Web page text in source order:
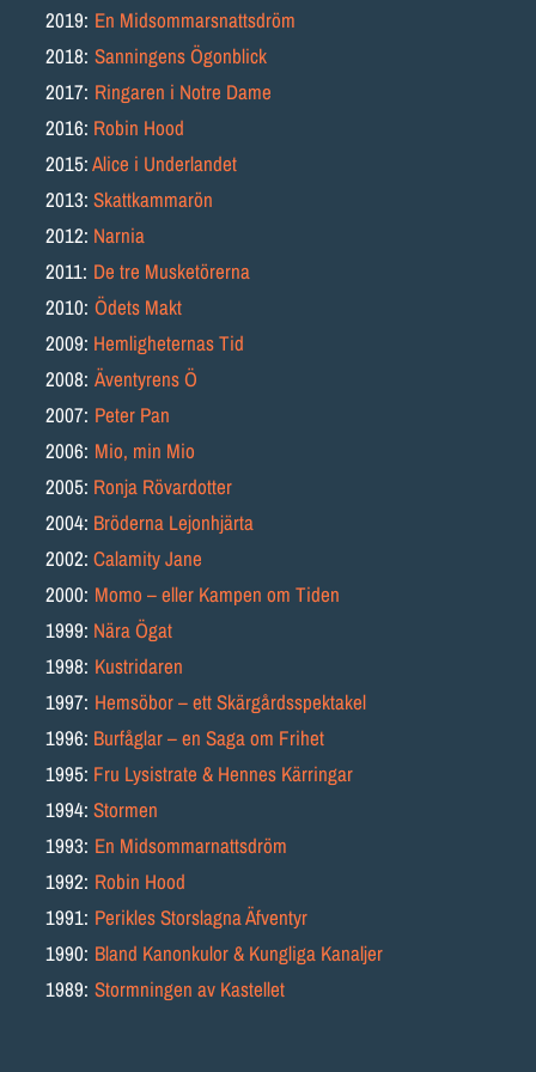
2019: En Midsommarsnattsdröm
2018: Sanningens Ögonblick
2017: Ringaren i Notre Dame
2016: Robin Hood
2015:Alice i Underlandet
2013: Skattkammarön
2012: Narnia
2011: De tre Musketörerna
2010: Ödets Makt
2009: Hemligheternas Tid
2008: Äventyrens Ö
2007: Peter Pan
2006: Mio, min Mio
2005: Ronja Rövardotter
2004: Bröderna Lejonhjärta
2002: Calamity Jane
2000: Momo – eller Kampen om Tiden
1999: Nära Ögat
1998: Kustridaren
1997: Hemsöbor – ett Skärgårdsspektakel
1996: Burfåglar – en Saga om Frihet
1995: Fru Lysistrate & Hennes Kärringar
1994: Stormen
1993: En Midsommarnattsdröm
1992: Robin Hood
1991: Perikles Storslagna Äfventyr
1990: Bland Kanonkulor & Kungliga Kanaljer
1989: Stormningen av Kastellet